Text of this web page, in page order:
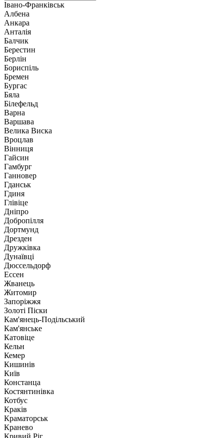
Івано-Франківськ
Албена
Анкара
Анталія
Балчик
Берестин
Берлін
Бориспіль
Бремен
Бургас
Бяла
Білефельд
Варна
Варшава
Велика Виска
Вроцлав
Вінниця
Гайсин
Гамбург
Ганновер
Гданськ
Гдиня
Глівіце
Дніпро
Добропілля
Дортмунд
Дрезден
Дружківка
Дунаївці
Дюссельдорф
Ессен
Жванець
Житомир
Запоріжжя
Золоті Піски
Кам'янець-Подільський
Кам'янське
Катовіце
Кельн
Кемер
Кишинів
Київ
Констанца
Костянтинівка
Котбус
Краків
Краматорськ
Кранево